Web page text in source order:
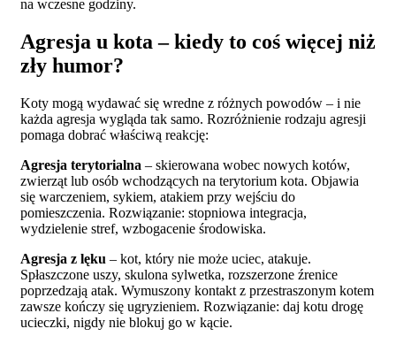
na wczesne godziny.
Agresja u kota – kiedy to coś więcej niż
zły humor?
Koty mogą wydawać się wredne z różnych powodów – i nie
każda agresja wygląda tak samo. Rozróżnienie rodzaju agresji
pomaga dobrać właściwą reakcję:
Agresja terytorialna – skierowana wobec nowych kotów,
zwierząt lub osób wchodzących na terytorium kota. Objawia
się warczeniem, sykiem, atakiem przy wejściu do
pomieszczenia. Rozwiązanie: stopniowa integracja,
wydzielenie stref, wzbogacenie środowiska.
Agresja z lęku – kot, który nie może uciec, atakuje.
Spłaszczone uszy, skulona sylwetka, rozszerzone źrenice
poprzedzają atak. Wymuszony kontakt z przestraszonym kotem
zawsze kończy się ugryzieniem. Rozwiązanie: daj kotu drogę
ucieczki, nigdy nie blokuj go w kącie.